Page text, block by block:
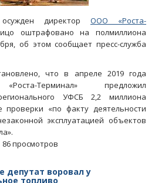
осужден директор ООО «Роста-
оштрафовано на полмиллиона
об этом сообщает пресс-служба
что в апреле 2019 года
Терминал» предложил
УФСБ 2,2 миллиона
«по факту деятельности
эксплуатацией объектов
86 просмотров
депутат воровал у
топливо